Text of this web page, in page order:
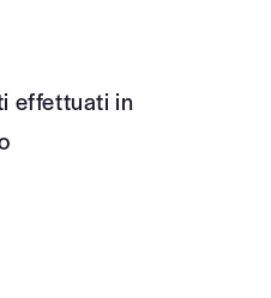
effettuati in